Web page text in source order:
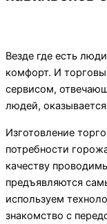
Везде где есть
комфорт. И
сервисом,
людей, оказывается
Изготовление
потребности
качеству
предъявляются
используем
знакомство с